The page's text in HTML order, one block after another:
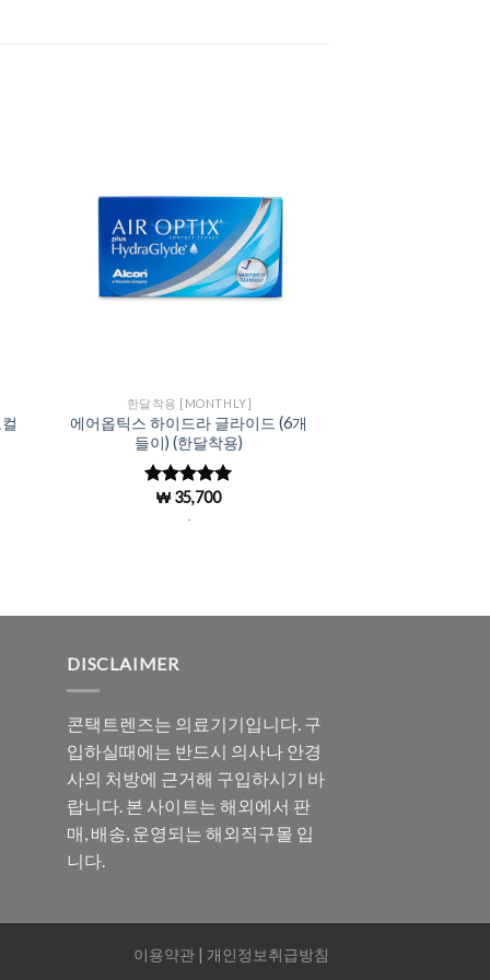
한달착용 [MONTHLY]
에어옵틱스 하이드라 글라이드 (6개
들이) (한달착용)
5 중에서
로 평
₩35,700
DISCLAIMER
콘택트렌즈는 의료기기입니다. 구
입하실때에는 반드시 의사나 안경
사의 처방에 근거해 구입하시기 바
랍니다. 본 사이트는 해외에서 판
매, 배송, 운영되는 해외직구몰 입
니다.
이용약관 | 개인정보취급방침